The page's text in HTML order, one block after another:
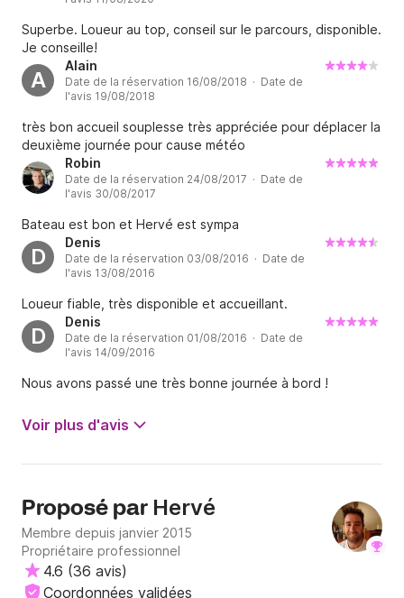
Superbe. Loueur au top, conseil sur le parcours, disponible.
Je conseille!
A
Alain
Date de la réservation 16/08/2018 · Date de
l'avis 19/08/2018
très bon accueil souplesse très appréciée pour déplacer la
deuxième journée pour cause météo
Robin
Date de la réservation 24/08/2017 · Date de
l'avis 30/08/2017
Bateau est bon et Hervé est sympa
D
Denis
Date de la réservation 03/08/2016 · Date de
l'avis 13/08/2016
Loueur fiable, très disponible et accueillant.
D
Denis
Date de la réservation 01/08/2016 · Date de
l'avis 14/09/2016
Nous avons passé une très bonne journée à bord !
Voir plus d'avis
Proposé par Hervé
Membre depuis janvier 2015
Propriétaire professionnel
4.6 (36 avis)
Coordonnées validées